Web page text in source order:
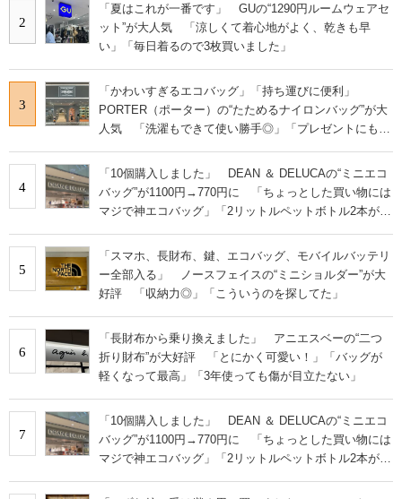
2
「夏はこれが一番です」 GUの“1290円ルームウェアセ
ット”が大人気 「涼しくて着心地がよく、乾きも早
い」「毎日着るので3枚買いました」
3
「かわいすぎるエコバッグ」「持ち運びに便利」
PORTER（ポーター）の“たためるナイロンバッグ”が大
人気 「洗濯もできて使い勝手◎」「プレゼントにもお
4
「10個購入しました」 DEAN ＆ DELUCAの“ミニエコ
バッグ”が1100円→770円に 「ちょっとした買い物には
マジで神エコバッグ」「2リットルペットボトル2本がギ
5
「スマホ、長財布、鍵、エコバッグ、モバイルバッテリ
ー全部入る」 ノースフェイスの“ミニショルダー”が大
好評 「収納力◎」「こういうのを探してた」
6
「長財布から乗り換えました」 アニエスベーの“二つ
折り財布”が大好評 「とにかく可愛い！」「バッグが
軽くなって最高」「3年使っても傷が目立たない」
7
「10個購入しました」 DEAN ＆ DELUCAの“ミニエコ
バッグ”が1100円→770円に 「ちょっとした買い物には
マジで神エコバッグ」「2リットルペットボトル2本がギ